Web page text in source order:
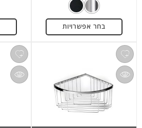
מתוך
5
בחר אפשרויות